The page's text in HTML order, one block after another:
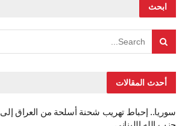
ابحث
أحدث المقالات
سوريا.. إحباط تهريب شحنة أسلحة من العراق إلى